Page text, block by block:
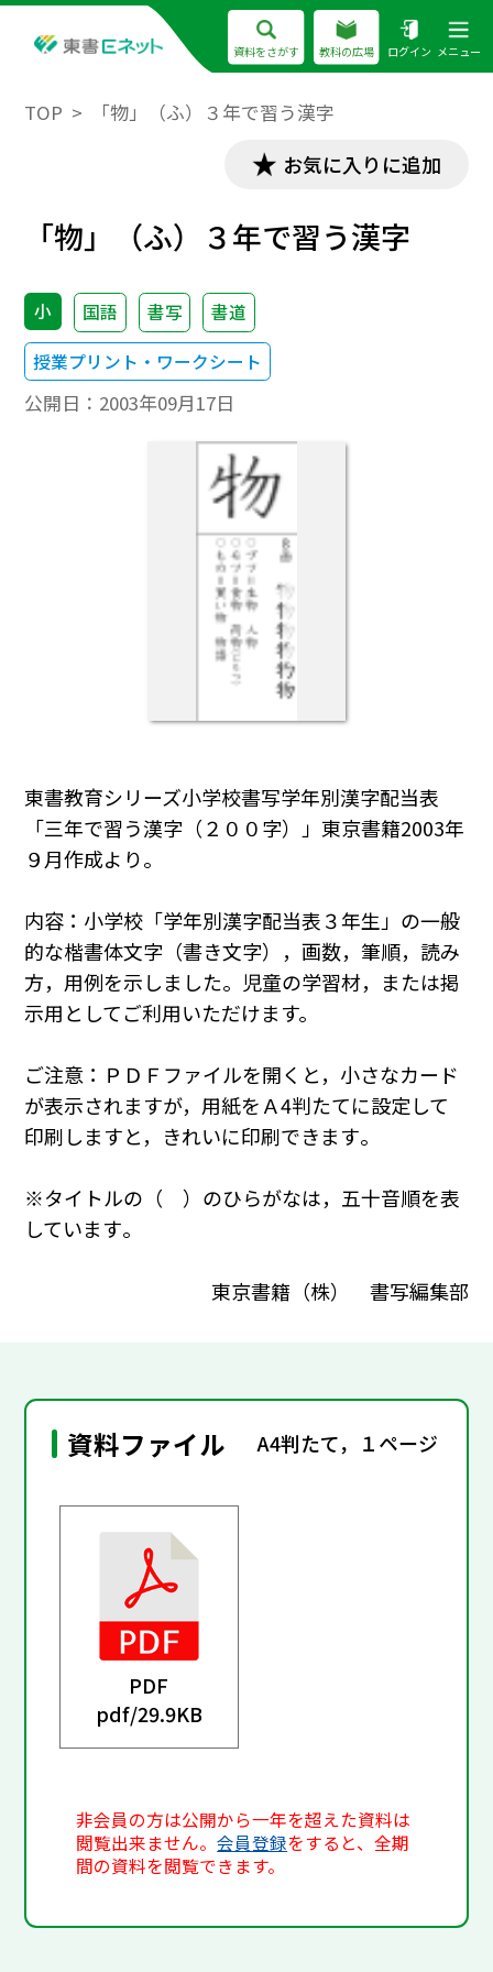
資料をさがす 教科の広場 ログイン メニュー
TOP 「物」（ふ）３年で習う漢字
お気に入りに追加
「物」（ふ）３年で習う漢字
小 国語 書写
書道
授業プリント・ワークシート
公開日： 2003年09月17日
東書教育シリーズ小学校書写学年別漢字配当表
「三年で習う漢字（２００字）」東京書籍2003年
９月作成より。
内容：小学校「学年別漢字配当表３年生」の一般
的な楷書体文字（書き文字），画数，筆順，読み
方，用例を示しました。児童の学習材，または掲
示用としてご利用いただけます。
ご注意：ＰＤＦファイルを開くと，小さなカード
が表示されますが，用紙をＡ4判たてに設定して
印刷しますと，きれいに印刷できます｡
※タイトルの（ ）のひらがなは，五十音順を表
しています｡
東京書籍（株） 書写編集部
資料ファイル A4判たて，１ページ
PDF
pdf/29.9KB
非会員の方は公開から一年を超えた資料は
閲覧出来ません。会員登録をすると、全期
間の資料を閲覧できます。